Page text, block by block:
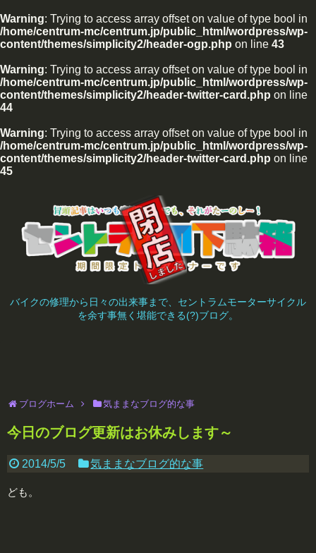
Warning: Trying to access array offset on value of type bool in
/home/centrum-mc/centrum.jp/public_html/wordpress/wp-
content/themes/simplicity2/header-ogp.php on line 43
Warning: Trying to access array offset on value of type bool in
/home/centrum-mc/centrum.jp/public_html/wordpress/wp-
content/themes/simplicity2/header-twitter-card.php on line
44
Warning: Trying to access array offset on value of type bool in
/home/centrum-mc/centrum.jp/public_html/wordpress/wp-
content/themes/simplicity2/header-twitter-card.php on line
45
バイクの修理から日々の出来事まで、セントラムモーターサイクル
を余す事無く堪能できる(?)ブログ。
ブログホーム 気ままなブログ的な事
今日のブログ更新はお休みします～
2014/5/5 気ままなブログ的な事
ども。